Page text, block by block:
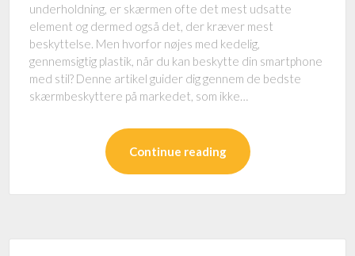
underholdning, er skærmen ofte det mest udsatte
element og dermed også det, der kræver mest
beskyttelse. Men hvorfor nøjes med kedelig,
gennemsigtig plastik, når du kan beskytte din smartphone
med stil? Denne artikel guider dig gennem de bedste
skærmbeskyttere på markedet, som ikke…
Continue reading